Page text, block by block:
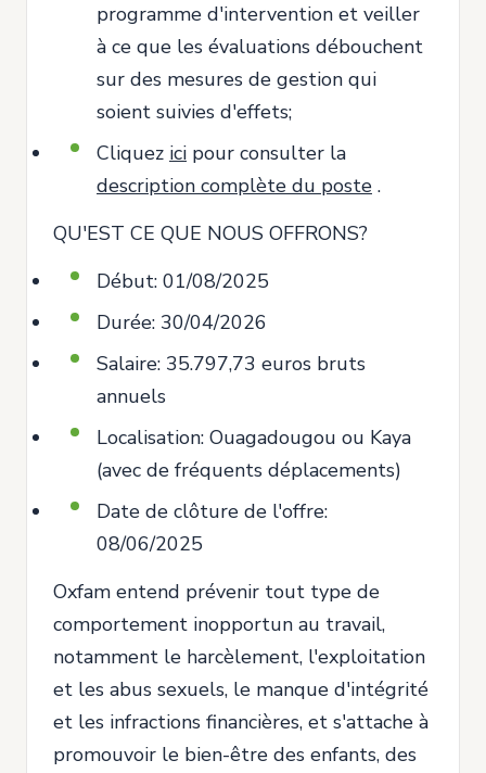
programme d'intervention et veiller
à ce que les évaluations débouchent
sur des mesures de gestion qui
soient suivies d'effets;
Cliquez ici pour consulter la
description complète du poste .
QU'EST CE QUE NOUS OFFRONS?
Début: 01/08/2025
Durée: 30/04/2026
Salaire: 35.797,73 euros bruts
annuels
Localisation: Ouagadougou ou Kaya
(avec de fréquents déplacements)
Date de clôture de l'offre:
08/06/2025
Oxfam entend prévenir tout type de
comportement inopportun au travail,
notamment le harcèlement, l'exploitation
et les abus sexuels, le manque d'intégrité
et les infractions financières, et s'attache à
promouvoir le bien-être des enfants, des